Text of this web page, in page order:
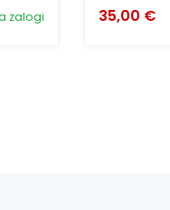
zalogi 35,00 €